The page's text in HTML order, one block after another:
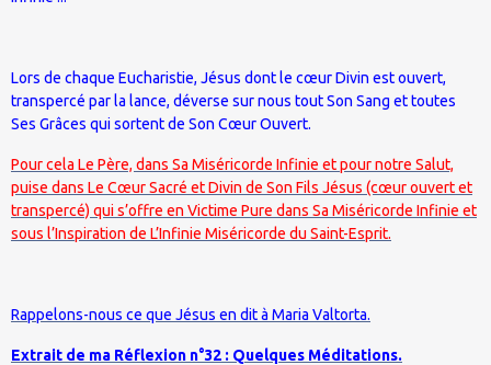
Lors de chaque Eucharistie, Jésus dont le cœur Divin est ouvert,
transpercé par la lance, déverse sur nous tout Son Sang et toutes
Ses Grâces qui sortent de Son Cœur Ouvert.
Pour cela Le Père, dans Sa Miséricorde Infinie et pour notre Salut,
puise dans Le Cœur Sacré et Divin de Son Fils Jésus (cœur ouvert et
transpercé) qui s’offre en Victime Pure dans Sa Miséricorde Infinie et
sous l’Inspiration de L’Infinie Miséricorde du Saint-Esprit.
Rappelons-nous ce que Jésus en dit à Maria Valtorta.
Extrait de ma Réflexion n°32 : Quelques Méditations.